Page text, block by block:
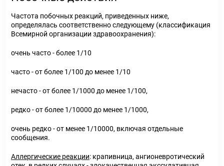
Частота побочных реакций, приведенных ниже,
определялась соответственно следующему (классификация
Всемирной организации здравоохранения):
очень часто - более 1/10
часто - от более 1/100 до менее 1/10
нечасто - от более 1/1000 до менее 1/100,
редко - от более 1/10000 до менее 1/1000,
очень редко - от менее 1/10000, включая отдельные
сообщения.
Аллергические реакции: крапивница, ангионевротический